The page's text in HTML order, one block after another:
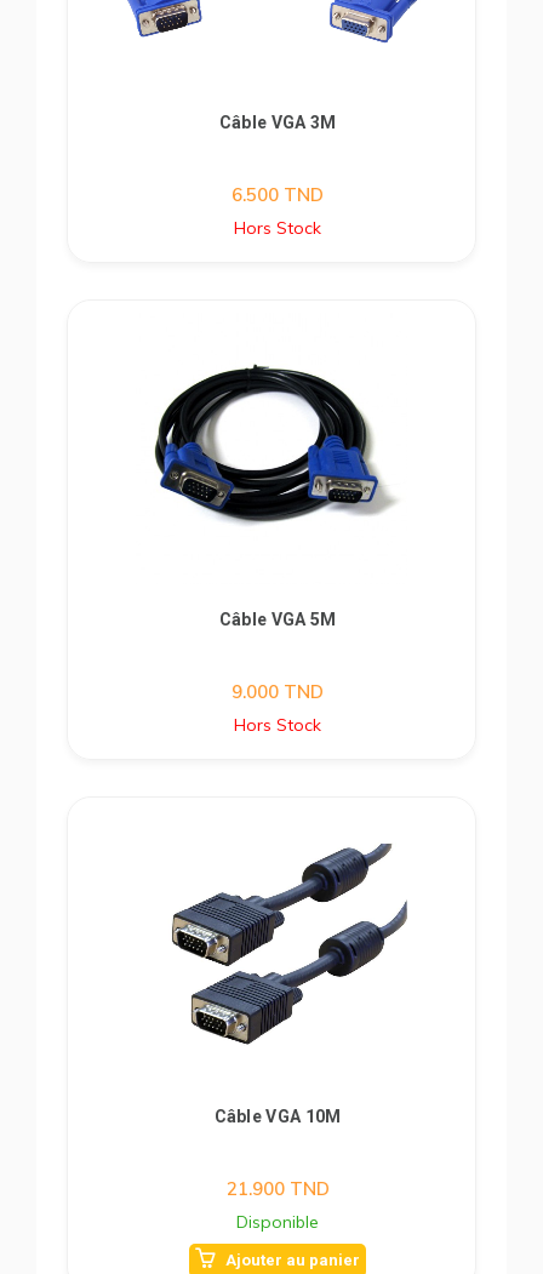
Câble VGA 3M
6.500 TND
Hors Stock
Câble VGA 5M
9.000 TND
Hors Stock
Câble VGA 10M
21.900TND
Disponible
Ajouter au panier